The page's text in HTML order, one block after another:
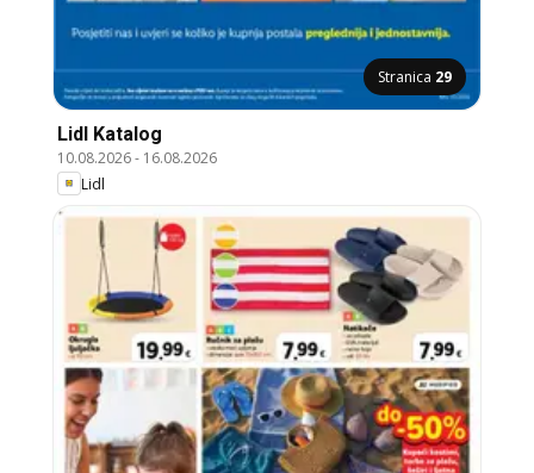
Stranica 29
Lidl Katalog
10.08.2026- 16.08.2026
Lidl